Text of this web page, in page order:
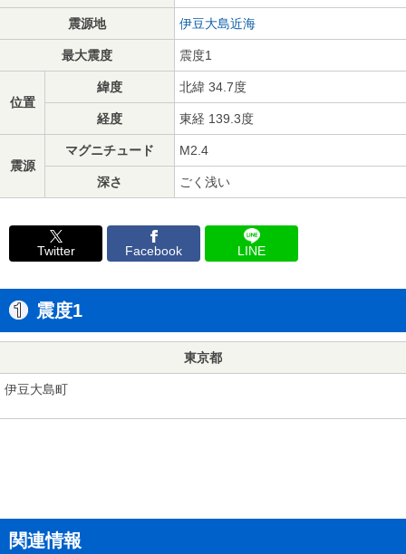
震源地 伊豆大島近海
最大震度 震度1
位置
緯度 北緯 34.7度
経度 東経 139.3度
震源
マグニチュード M2.4
深さ ごく浅い
Twitter Facebook LINE
震度1
東京都
伊豆大島町
関連情報